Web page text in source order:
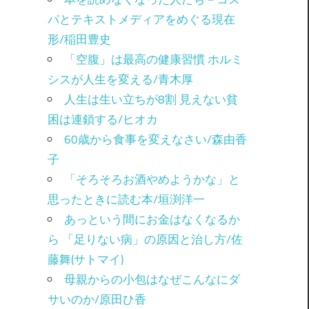
パとテキストメディアをめぐる現在
形/稲田豊史
「空腹」は最高の健康習慣 ホルミ
シスが人生を変える/青木厚
人生は生い立ちが8割 見えない貧
困は連鎖する/ヒオカ
60歳から食事を変えなさい/森由香
子
「そろそろお酒やめようかな」と
思ったときに読む本/垣渕洋一
あっという間にお金はなくなるか
ら 「足りない病」の原因と治し方/佐
藤舞(サトマイ)
母親からの小包はなぜこんなにダ
サいのか/原田ひ香